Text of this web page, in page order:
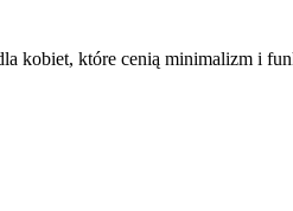
kobiet, które cenią minimalizm i